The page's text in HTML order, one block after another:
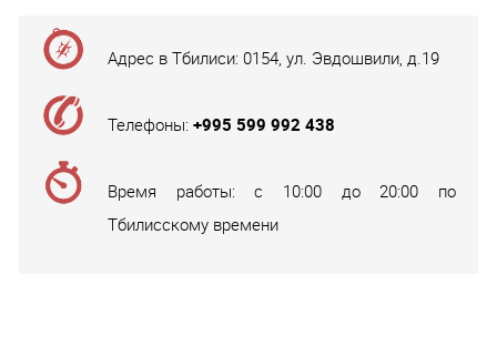
Адрес в Тбилиси: 0154, ул. Эвдошвили, д.19
Телефоны:+995 599 992 438
Время работы: с 10:00 до 20:00 по
Тбилисскому времени